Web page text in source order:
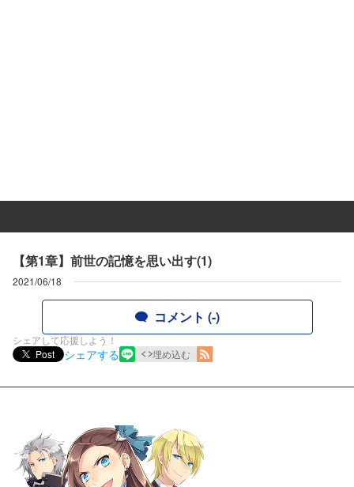
【第1章】前世の記憶を思い出す(1)
2021/06/18
コメント (-)
シェアして応援しよう！
Post
シェアする 埋め込む